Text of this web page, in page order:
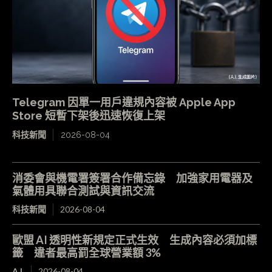
Telegram 因單一用戶違規內容被 Apple App
Store 短暫下架後迅速恢復上架
科技新聞 2026-08-04
消委會與機電署簽署合作備忘錄 加強家用電器及
氣體用具聯合測試與資訊交流
科技新聞 2026-08-04
歐盟 AI 透明性新規定正式生效 生成內容必須加標
籤 違者最高罰全球營業額 3%